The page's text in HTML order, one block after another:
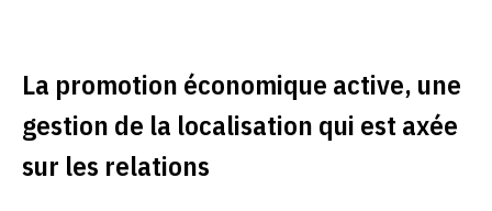
La promotion économique active, une
gestion de la localisation qui est axée
sur les relations